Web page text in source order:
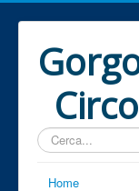
Cerca...
Home